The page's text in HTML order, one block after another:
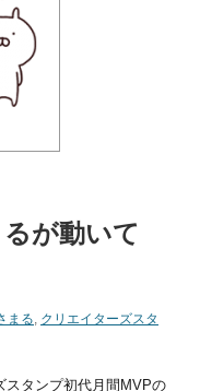
が動いて
まる, クリエイターズスタ
スタンプ初代月間MVPの